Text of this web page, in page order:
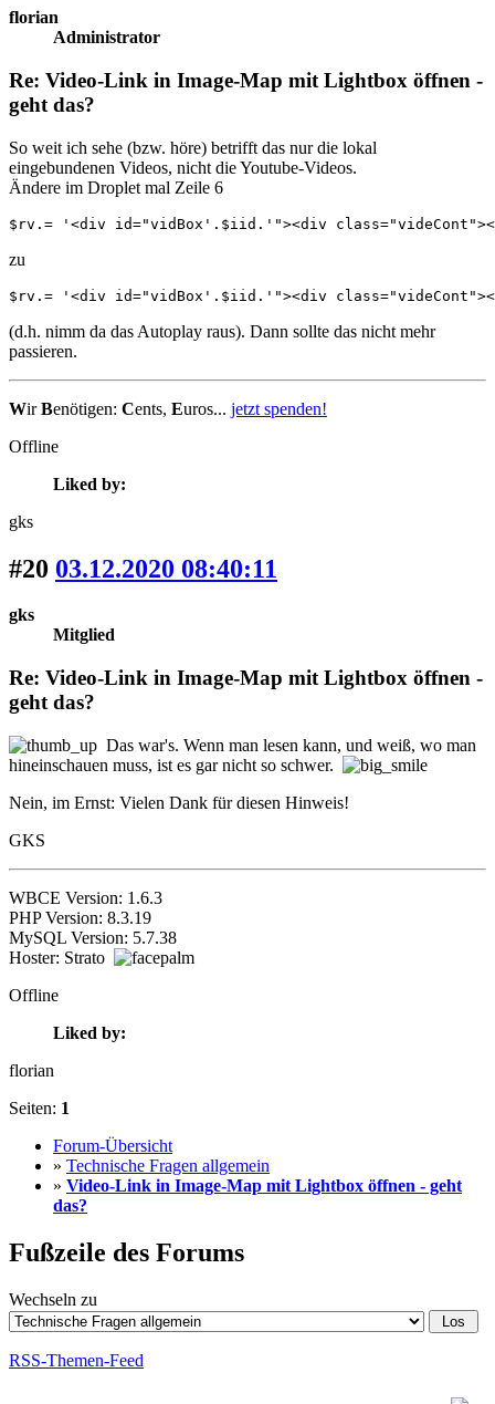
florian
Administrator
Re: Video-Link in Image-Map mit Lightbox öffnen -
geht das?
So weit ich sehe (bzw. höre) betrifft das nur die lokal
eingebundenen Videos, nicht die Youtube-Videos.
Ändere im Droplet mal Zeile 6
$rv.= '<div id="vidBox'.$iid.'"><div
zu
$rv.= '<div id="vidBox'.$iid.'"><div
(d.h. nimm da das Autoplay raus). Dann sollte das nicht mehr
passieren.
WirBenötigen: Cents, Euros... jetzt spenden!
Offline
Liked by:
gks
#20 03.12.2020 08:40:11
gks
Mitglied
Re: Video-Link in Image-Map mit Lightbox öffnen -
geht das?
Das war's. Wenn man lesen kann, und weiß, wo man
hineinschauen muss, ist es gar nicht so schwer.
Nein, im Ernst: Vielen Dank für diesen Hinweis!
GKS
WBCE Version: 1.6.3
PHP Version: 8.3.19
MySQL Version: 5.7.38
Hoster: Strato
Offline
Liked by:
florian
Seiten: 1
Forum-Übersicht
» Technische Fragen allgemein
» Video-Link in Image-Map mit Lightbox öffnen - geht
das?
Fußzeile des Forums
Wechseln zu
RSS-Themen-Feed